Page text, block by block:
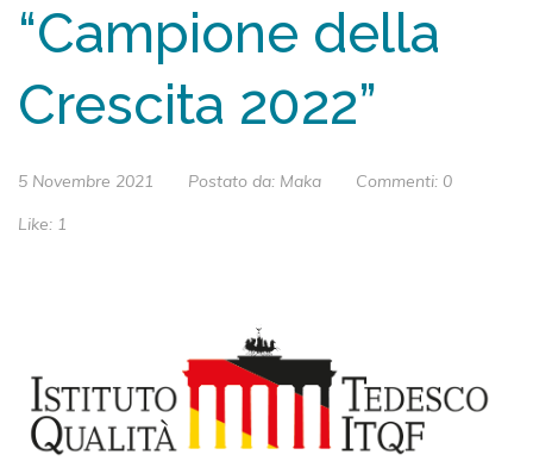
“Campione della
Crescita 2022”
5 Novembre 2021 Postato da: Maka Commenti: 0
Like: 1